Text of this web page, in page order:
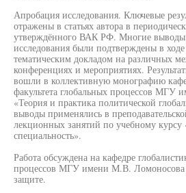
Апробация исследования. Ключевые
отражены в статьях автора в
утверждённого ВАК РФ. Многие выводы
исследования были подтверждены в
тематическим докладом на различных
конференциях и мероприятиях.
вошли в коллективную монографию
факультета глобальных процессов
«Теория и практика политической
выводы применялись в
лекционных занятий по учебному курсу
специальность».
Работа обсуждена на кафедре
процессов МГУ имени М.В. Ломоносова
защите.